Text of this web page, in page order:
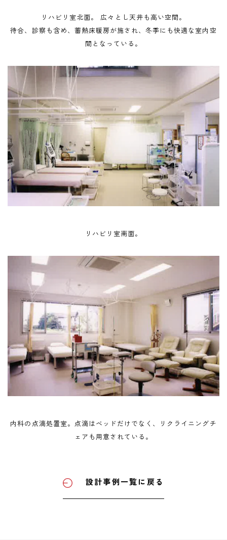
リハビリ室北面。 広々とし天井も高い空間。
待合、診察も含め、蓄熱床暖房が施され、冬季にも快適な室内空
間となっている。
リハビリ室南面。
内科の点滴処置室。点滴はベッドだけでなく、リクライニングチ
ェアも用意されている。
設計事例一覧に戻る